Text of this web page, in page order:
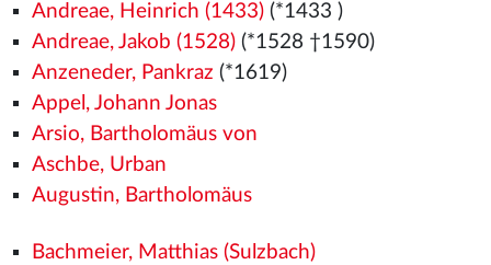
Andreae, Heinrich (1433)(*1433 )
Andreae, Jakob (1528)(*1528 †1590)
Anzeneder, Pankraz (*1619)
Appel, Johann Jonas
Arsio, Bartholomäus von
Aschbe, Urban
Augustin, Bartholomäus
Bachmeier, Matthias (Sulzbach)